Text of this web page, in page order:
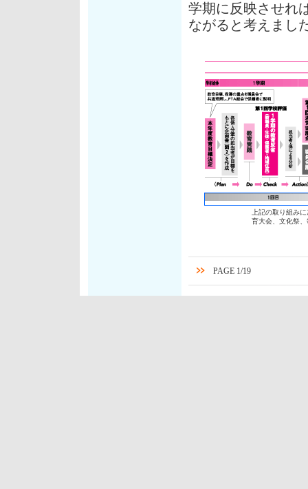
学期に反映させれ
ながると考えまし
上記の取り組み
育大会、文化祭
PAGE 1/19